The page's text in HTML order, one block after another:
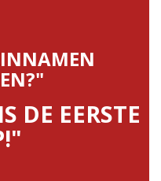
DE EERSTE